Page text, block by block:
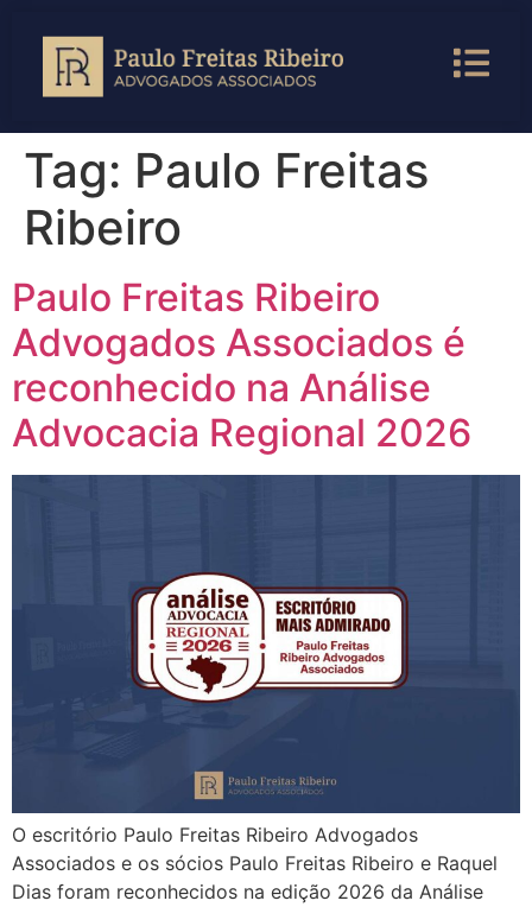
Tag: Paulo Freitas
Ribeiro
Paulo Freitas Ribeiro
Advogados Associados é
reconhecido na Análise
Advocacia Regional 2026
O escritório Paulo Freitas Ribeiro Advogados
Associados e os sócios Paulo Freitas Ribeiro e Raquel
Dias foram reconhecidos na edição 2026 da Análise